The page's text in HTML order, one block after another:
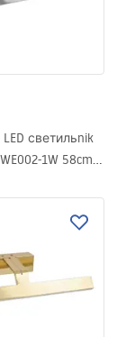
очень
светильnik
1W 58cm